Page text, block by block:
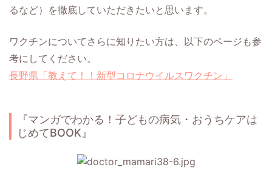
るなど）を徹底していただきたいと思います。
ワクチンについてさらに知りたい方は、以下のページも参
考にしてください。
長野県「教えて！！新型コロナウイルスワクチン」
『マンガでわかる！子どもの病気・おうちケアは
じめてBOOK』